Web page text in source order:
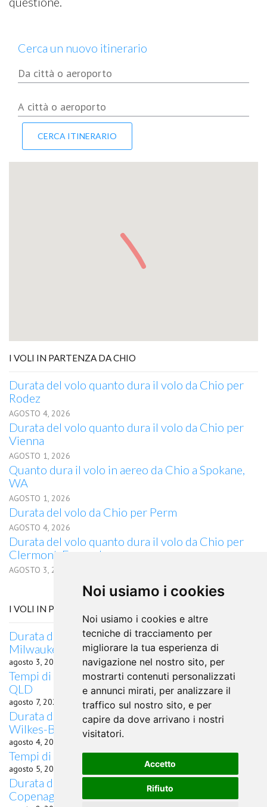
Noi usiamo i cookies
Noi usiamo i cookies e altre
tecniche di tracciamento per
migliorare la tua esperienza di
navigazione nel nostro sito, per
mostrarti contenuti personalizzati
e annunci mirati, per analizzare il
traffico sul nostro sito, e per
capire da dove arrivano i nostri
visitatori.
Accetto
Rifiuto
Cerca un nuovo itinerario
I VOLI IN PARTENZA DA CHIO
Durata del volo quanto dura il volo da Chio per
Rodez
AGOSTO 4, 2026
Durata del volo quanto dura il volo da Chio per
Vienna
AGOSTO 1, 2026
Quanto dura il volo in aereo da Chio a Spokane,
WA
AGOSTO 1, 2026
Durata del volo da Chio per Perm
AGOSTO 4, 2026
Durata del volo quanto dura il volo da Chio per
Clermont-Ferrand
AGOSTO 3, 2026
I VOLI IN PARTENZA DA DRESDA
Durata del volo quanto dura il volo da Dresda per
Milwaukee, WI
agosto 3, 2026
Tempi di percorrenza volo Dresda Proserpine,
QLD
agosto 7, 2026
Durata del volo quanto dura il volo da Dresda per
Wilkes-Barre, PA
agosto 4, 2026
Tempi di percorrenza volo Dresda Siviglia
agosto 5, 2026
Durata del volo quanto dura il volo da Dresda per
Copenaghen